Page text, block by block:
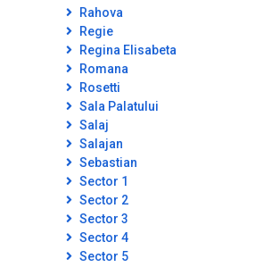
Rahova
Regie
Regina Elisabeta
Romana
Rosetti
Sala Palatului
Salaj
Salajan
Sebastian
Sector 1
Sector 2
Sector 3
Sector 4
Sector 5